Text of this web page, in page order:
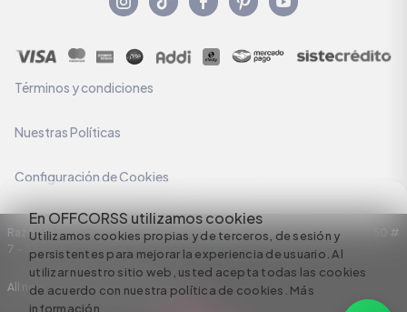
En OFFCORSS utilizamos cookies
Utilizamos cookies propias y de terceros, de sesión y
persistentes para mejorar la experiencia de usuario. Al
utilizar nuestro sitio web, usted acepta todas las cookies
de acuerdo con nuestra política de cookies. Más
información
Términos y condiciones
Nuestras Políticas
Configuración de Cookies
Razón Social: C.I HERMECO S.A. NIT: 890924167-6 Dirección: Carrera 50 #
7 – 35
All rights reserved empowered by